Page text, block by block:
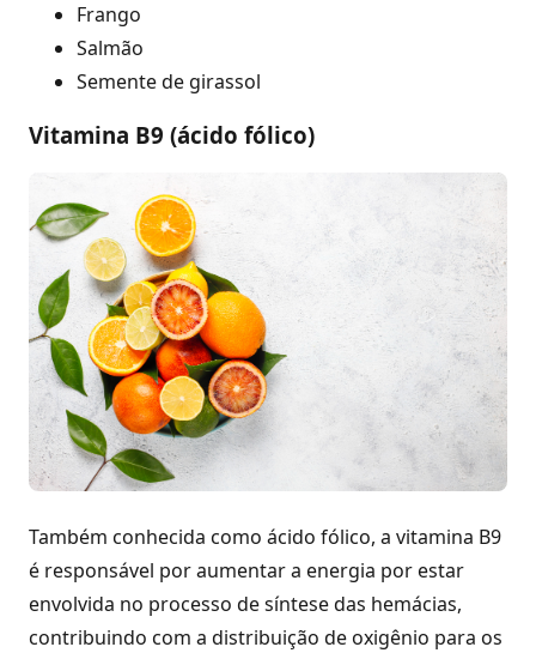
Frango
Salmão
Semente de girassol
Vitamina B9 (ácido fólico)
Também conhecida como ácido fólico, a vitamina B9
é responsável por aumentar a energia por estar
envolvida no processo de síntese das hemácias,
contribuindo com a distribuição de oxigênio para os